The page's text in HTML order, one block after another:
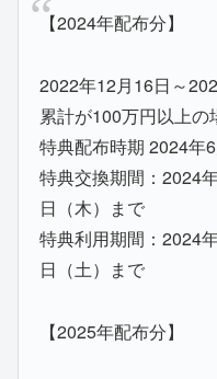
【2024年配布分】
2022年12月16日～
累計が100万円以上の
特典配布時期 2024年6
特典交換期間：2024
日（木）まで
特典利用期間：2024
日（土）まで
【2025年配布分】